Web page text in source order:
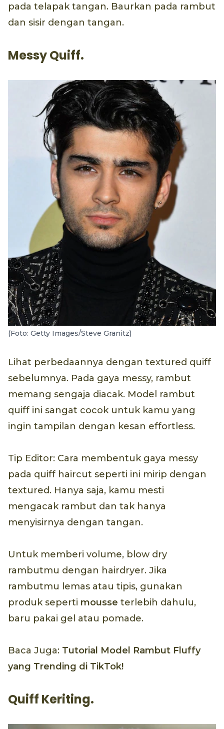
pada telapak tangan. Baurkan pada rambut
dan sisir dengan tangan.
Messy Quiff.
(Foto: Getty Images/Steve Granitz)
Lihat perbedaannya dengan textured quiff
sebelumnya. Pada gaya messy, rambut
memang sengaja diacak. Model rambut
quiff ini sangat cocok untuk kamu yang
ingin tampilan dengan kesan effortless.
Tip Editor: Cara membentuk gaya messy
pada quiff haircut seperti ini mirip dengan
textured. Hanya saja, kamu mesti
mengacak rambut dan tak hanya
menyisirnya dengan tangan.
Untuk memberi volume, blow dry
rambutmu dengan hairdryer. Jika
rambutmu lemas atau tipis, gunakan
produk seperti mousse terlebih dahulu,
baru pakai gel atau pomade.
Baca Juga: Tutorial Model Rambut Fluffy
yang Trending di TikTok!
Quiff Keriting.